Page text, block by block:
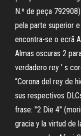
N.º de peça
pela parte superior
encontra-se o ecrã
Almas oscuras 2
verdadero rey ’ s
“Corona del rey de
sus respectivos
frase: ′′2 Die 4′′
gracia y la virtud de